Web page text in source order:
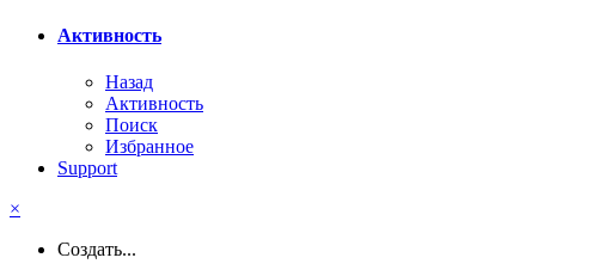
Активность
Назад
Активность
Поиск
Избранное
Support
×
Создать...